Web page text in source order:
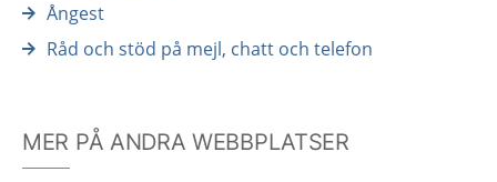
Ångest
Råd och stöd på mejl, chatt och telefon
MER PÅ ANDRA WEBBPLATSER